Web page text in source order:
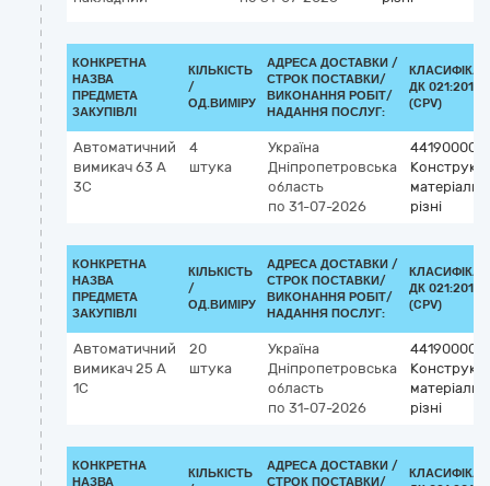
КОНКРЕТНА
НАЗВА
ПРЕДМЕТА
ЗАКУПІВЛІ
КІЛЬКІСТЬ
/
ОД.ВИМІРУ
АДРЕСА ДОСТАВКИ /
СТРОК ПОСТАВКИ/
ВИКОНАННЯ РОБІТ/
НАДАННЯ ПОСЛУГ:
ДК 021:2015
(CPV)
Автоматичний
вимикач 63 А
3С
4
штука
Україна
Дніпропетровська
область
по 31-07-2026
44190000-
матеріали
різні
КОНКРЕТНА
НАЗВА
ПРЕДМЕТА
ЗАКУПІВЛІ
КІЛЬКІСТЬ
/
ОД.ВИМІРУ
АДРЕСА ДОСТАВКИ /
СТРОК ПОСТАВКИ/
ВИКОНАННЯ РОБІТ/
НАДАННЯ ПОСЛУГ:
ДК 021:2015
(CPV)
Автоматичний
вимикач 25 А
1С
20
штука
Україна
Дніпропетровська
область
по 31-07-2026
44190000-
матеріали
різні
КОНКРЕТНА
НАЗВА
КІЛЬКІСТЬ
АДРЕСА ДОСТАВКИ /
СТРОК ПОСТАВКИ/